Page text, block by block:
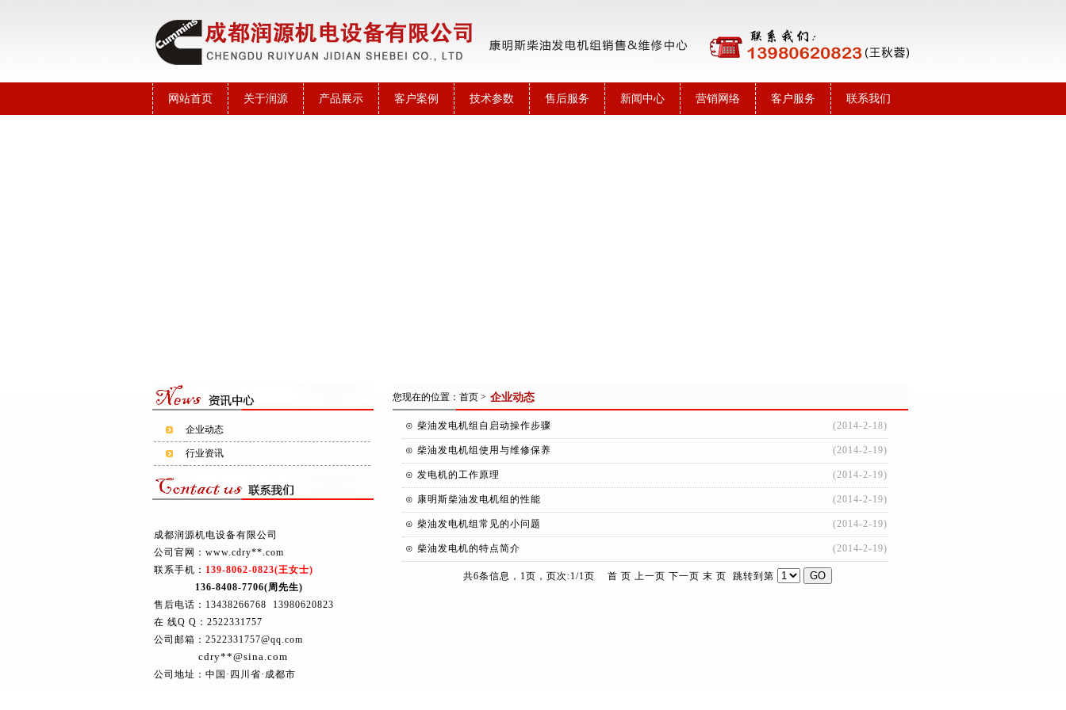
网站首页 关于润源 产品展示 客户案例 技术参数 售后服务 新闻中心 营销网络 客户服务 联系我们
企业动态
行业资讯
成都润源机电设备有限公司
公司官网：www.cdry**.com
联系手机： 139-8062-0823(王女士)
136-8408-7706(周先生)
售后电话：13438266768 13980620823
在 线Q Q：2522331757
公司邮箱：2522331757@qq.com
cdry**@sina.com
公司地址：中国·四川省·成都市
您现在的位置： 首页 > 企业动态
⊙ 柴油发电机组自启动操作步骤 (2014-2-18)
⊙ 柴油发电机组使用与维修保养 (2014-2-19)
⊙ 发电机的工作原理 (2014-2-19)
⊙ 康明斯柴油发电机组的性能 (2014-2-19)
⊙ 柴油发电机组常见的小问题 (2014-2-19)
⊙ 柴油发电机的特点简介 (2014-2-19)
共6条信息，1页，页次:1/1页 首 页 上一页 下一页 末 页 跳转到第